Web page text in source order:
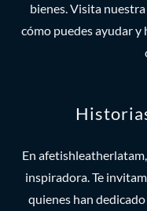
bienes. Visita
cómo puedes ayudar
En
inspiradora. Te
quienes han